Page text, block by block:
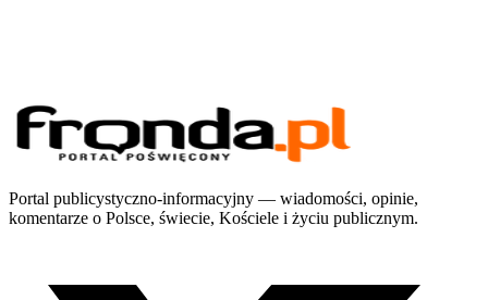
Portal publicystyczno-informacyjny — wiadomości, opinie,
komentarze o Polsce, świecie, Kościele i życiu publicznym.